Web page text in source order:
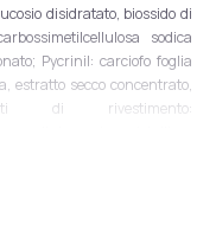
disidratato, biossido di
sodica
Pycrinil: carciofo foglia
estratto secco concentrato,
di rivestimento:
cellulosa microcristallina,
dicalcico; agenti
lecitina di girasole,